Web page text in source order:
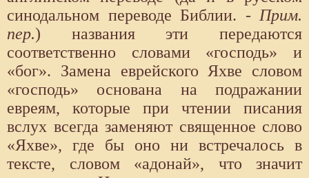
синодальном переводе Библии. - Прим.
пер.) названия эти передаются
соответственно словами «господь» и
«бог». Замена еврейского Яхве словом
«господь» основана на подражании
евреям, которые при чтении писания
вслух всегда заменяют священное слово
«Яхве», где бы оно ни встречалось в
тексте, словом «адонай», что значит